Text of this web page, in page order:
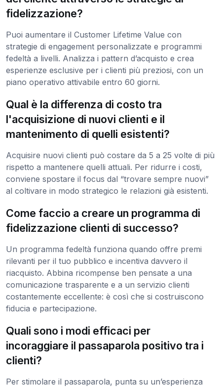
fidelizzazione?
Puoi aumentare il Customer Lifetime Value con
strategie di engagement personalizzate e programmi
fedeltà a livelli. Analizza i pattern d’acquisto e crea
esperienze esclusive per i clienti più preziosi, con un
piano operativo attivabile entro 60 giorni.
Qual è la differenza di costo tra
l'acquisizione di nuovi clienti e il
mantenimento di quelli esistenti?
Acquisire nuovi clienti può costare da 5 a 25 volte di più
rispetto a mantenere quelli attuali. Per ridurre i costi,
conviene spostare il focus dal “trovare sempre nuovi”
al coltivare in modo strategico le relazioni già esistenti.
Come faccio a creare un programma di
fidelizzazione clienti di successo?
Un programma fedeltà funziona quando offre premi
rilevanti per il tuo pubblico e incentiva davvero il
riacquisto. Abbina ricompense ben pensate a una
comunicazione trasparente e a un servizio clienti
costantemente eccellente: è così che si costruiscono
fiducia e partecipazione.
Quali sono i modi efficaci per
incoraggiare il passaparola positivo tra i
clienti?
Per stimolare il passaparola, punta su un’esperienza